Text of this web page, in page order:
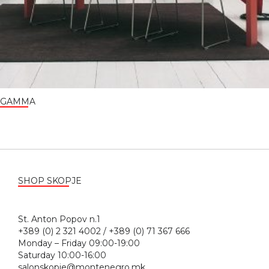
GAMMA
SHOP SKOPJE
St. Anton Popov n.1
+389 (0) 2 321 4002 / +389 (0) 71 367 666
Monday – Friday 09:00-19:00
Saturday 10:00-16:00